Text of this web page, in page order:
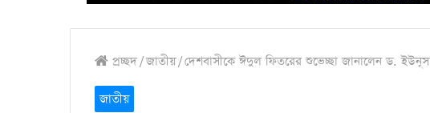
প্রচ্ছদ/জাতীয়/দেশবাসীকে ঈদুল ফিতরের শুভেচ্ছা জানালেন ড. ইউনূস
জাতীয়